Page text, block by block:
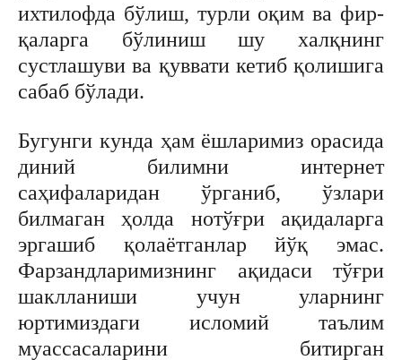
ихтилофда бўлиш, турли оқим ва фир­
қаларга бўлиниш шу халқнинг
сустлашуви ва қув­вати кетиб қолишига
сабаб бўлади.
Бугунги кунда ҳам ёшларимиз орасида
диний билимни интернет
саҳифаларидан ўрганиб, ўзлари
билмаган ҳолда нотўғри ақидаларга
эргашиб қолаётганлар йўқ эмас.
Фарзандларимизнинг ақидаси тўғри
шаклланиши учун уларнинг
юртимиздаги исломий таълим
муассасаларини битирган